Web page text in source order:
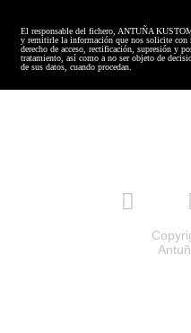
El responsable del fichero, ANTUÑA
y remitirle la información que nos solicite con
derecho de acceso, rectificación, supresión y
tratamiento, así como a no ser objeto de
de sus datos, cuando procedan.